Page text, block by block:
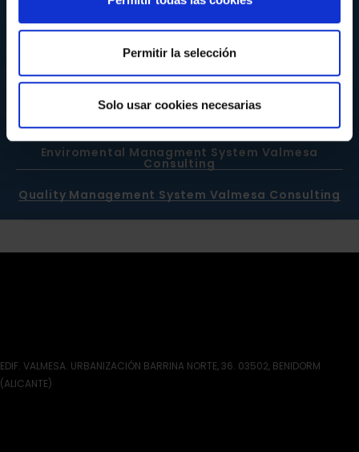
Permitir la selección
Solo usar cookies necesarias
centres i certificació del ‘Sistema de Gestión Ambiental’
UNE-EN-ISO 14001:2015 nostres SS.CC de Benidorm.
Veure Certificat de Calidat
Enviromental Managment System Valmesa
Consulting
Quality Management System Valmesa Consulting
EDIF. VALMESA. URBANIZACIÓN BARRINA NORTE, 36. 03502, BENIDORM
(ALICANTE)